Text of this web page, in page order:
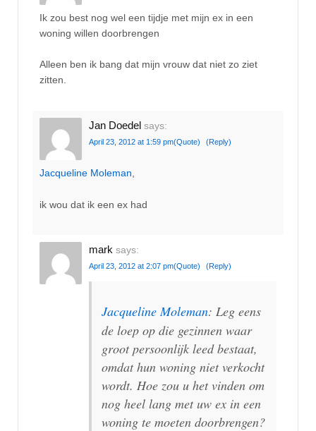
Ik zou best nog wel een tijdje met mijn ex in een
woning willen doorbrengen
Alleen ben ik bang dat mijn vrouw dat niet zo ziet
zitten.
Jan Doedel says:
April 23, 2012 at 1:59 pm(Quote) (Reply)
Jacqueline Moleman,
ik wou dat ik een ex had
mark says:
April 23, 2012 at 2:07 pm(Quote) (Reply)
Jacqueline Moleman: Leg eens
de loep op die gezinnen waar
groot persoonlijk leed bestaat,
omdat hun woning niet verkocht
wordt. Hoe zou u het vinden om
nog heel lang met uw ex in een
woning te moeten doorbrengen?